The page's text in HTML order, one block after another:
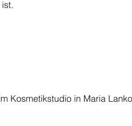
Kosmetikstudio in Maria